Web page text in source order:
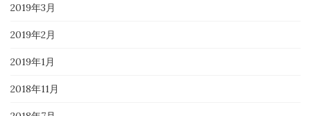
2019年3月
2019年2月
2019年1月
2018年11月